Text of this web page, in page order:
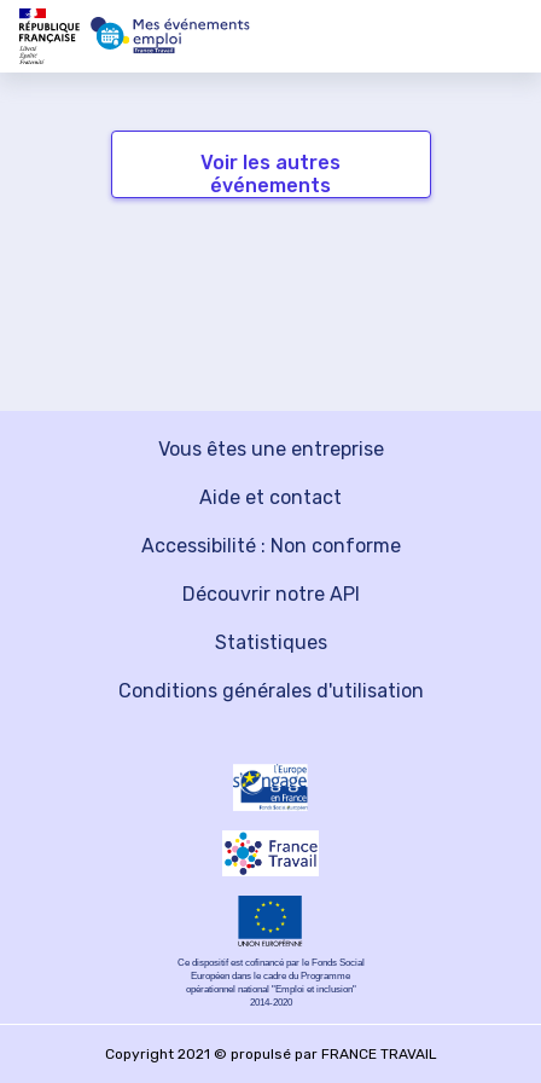
Voir les autres
événements
Vous êtes une entreprise
Découvrir notre API
Aide et contact
Statistiques
Accessibilité : Non conforme
Conditions générales d'utilisation
Ce dispositif est cofinancé par le Fonds Social
Européen dans le cadre du Programme
opérationnel national "Emploi et inclusion"
2014-2020
Copyright 2021 © propulsé par FRANCE TRAVAIL